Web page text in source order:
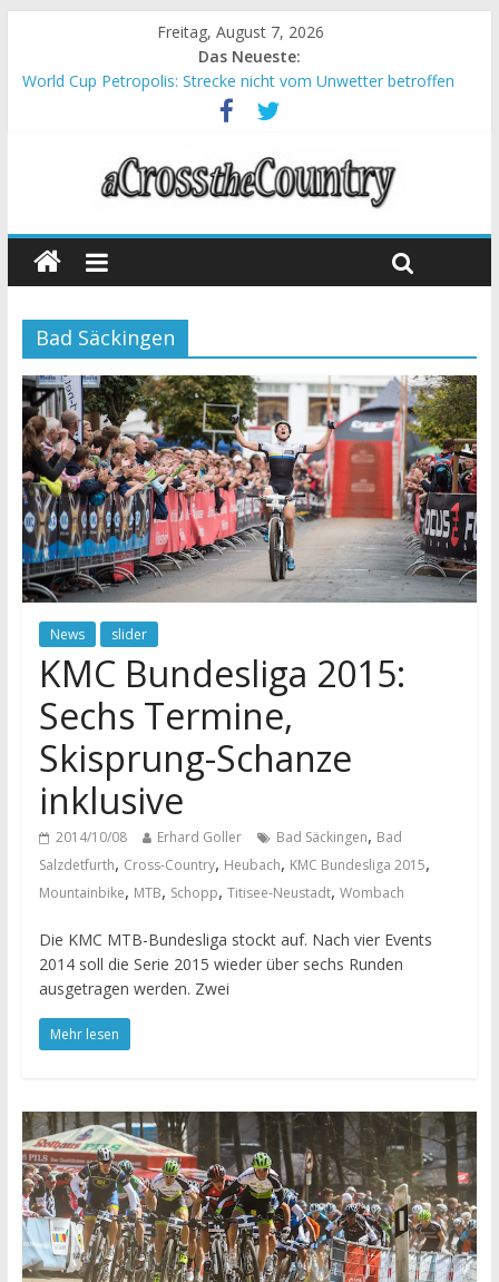
Freitag, August 7, 2026
Das Neueste:
World Cup Petropolis: Strecke nicht vom Unwetter betroffen
Krumbach und Obergessertshausen: Mountainbike-Bundesliga
Supercup Massi Banyoles: Siege für Carod und Richards
Halbzeit beim Andalucia Bike Race: Weltmeister Seewald führt
Chelva: Schweizer Doppelsieg beim ersten XCO-Rennen der
Bad Säckingen
News slider
KMC Bundesliga 2015:
Sechs Termine,
Skisprung-Schanze
inklusive
2014/10/08 Erhard Goller Bad Säckingen, Bad
Salzdetfurth, Cross-Country, Heubach, KMC Bundesliga 2015,
Mountainbike, MTB, Schopp, Titisee-Neustadt, Wombach
Die KMC MTB-Bundesliga stockt auf. Nach vier Events
2014 soll die Serie 2015 wieder über sechs Runden
ausgetragen werden. Zwei
Mehr lesen